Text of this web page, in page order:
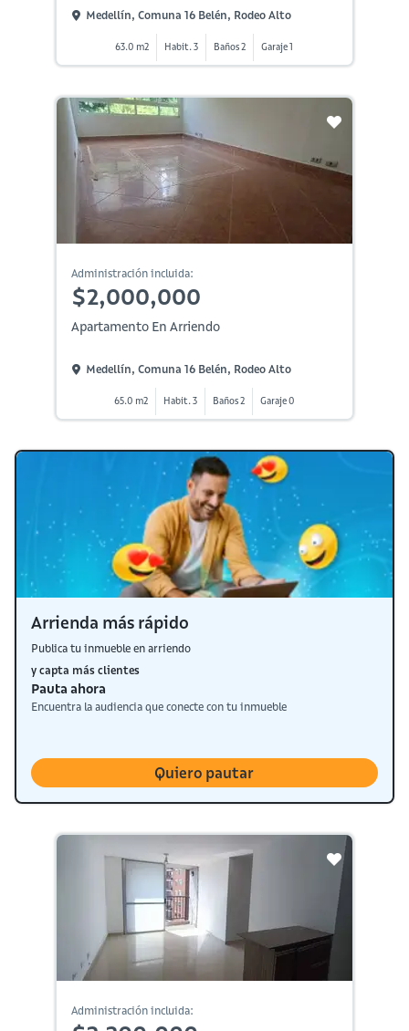
Medellín, Comuna 16 Belén, Rodeo Alto
63.0 m2 Habit. 3 Baños 2 Garaje 1
Administración incluida:
$2,000,000
Apartamento En Arriendo
Medellín, Comuna 16 Belén, Rodeo Alto
65.0 m2 Habit. 3 Baños 2 Garaje 0
Arrienda más rápido
Publica tu inmueble en arriendo
y capta más clientes
Pauta ahora
Encuentra la audiencia que conecte con tu inmueble
Quiero pautar
Administración incluida: